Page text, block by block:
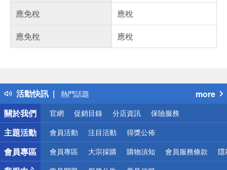
應免稅
應稅
應免稅
應稅
活動快訊
偏遠地區配送
熱門話題
銀行優惠
偏遠地區配送
詐騙網頁！請小心！
more
關於我們
官網 促銷目錄 分店資訊 保險服務
主題活動 會員活動 注目活動 得獎公佈
會員專區 會員專區 大宗採購 購物須知 會員服務條款 隱